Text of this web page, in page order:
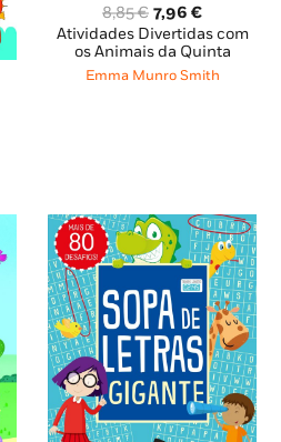
8,85€ O
preço
original
era:
7,96€O
preço
atual
é:
Atividades Divertidas com
os Animais da Quinta
Emma Munro Smith